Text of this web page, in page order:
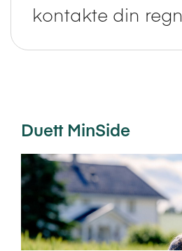
kontakte din
Duett MinSide